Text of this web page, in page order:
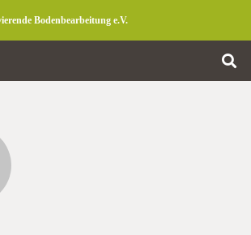
Bodenbearbeitung e.V.